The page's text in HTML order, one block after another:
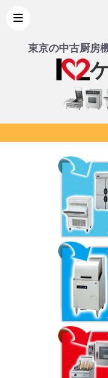
東京の中古厨房